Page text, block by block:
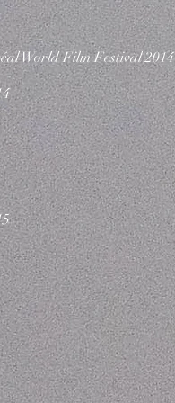
World Film Festival 2014